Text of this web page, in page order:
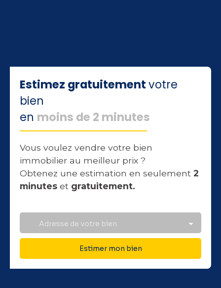
Estimez gratuitementvotre
bien
en moins de 2 minutes
Vous voulez vendre votre bien
immobilier au meilleur prix ?
Obtenez une estimation en seulement 2
minutes et gratuitement.
Adresse de votre bien
Estimer mon bien